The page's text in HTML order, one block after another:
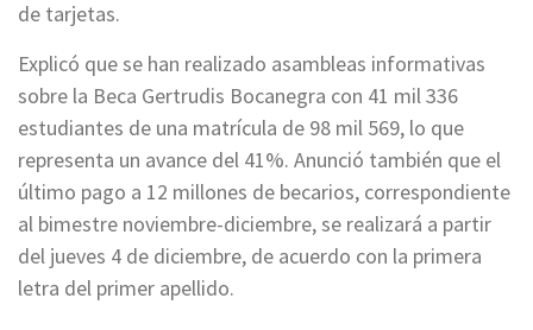
de tarjetas.
Explicó que se han realizado asambleas informativas
sobre la Beca Gertrudis Bocanegra con 41 mil 336
estudiantes de una matrícula de 98 mil 569, lo que
representa un avance del 41%. Anunció también que el
último pago a 12 millones de becarios, correspondiente
al bimestre noviembre-diciembre, se realizará a partir
del jueves 4 de diciembre, de acuerdo con la primera
letra del primer apellido.